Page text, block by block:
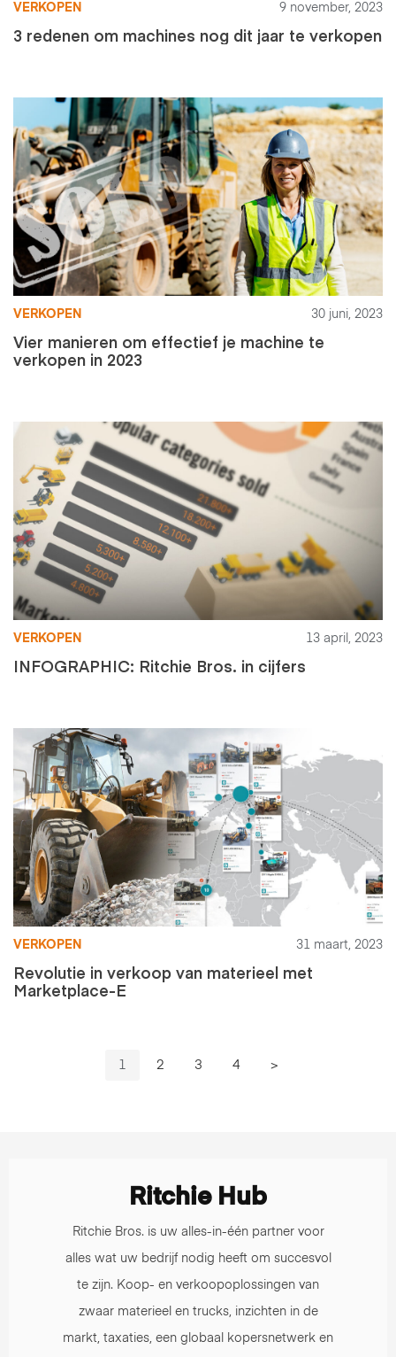
VERKOPEN 9 november, 2023
3 redenen om machines nog dit jaar te verkopen
VERKOPEN 30 juni, 2023
Vier manieren om effectief je machine te
verkopen in 2023
VERKOPEN 13 april, 2023
INFOGRAPHIC: Ritchie Bros. in cijfers
VERKOPEN 31 maart, 2023
Revolutie in verkoop van materieel met
Marketplace-E
1 2 3 4 >
Ritchie Hub
Ritchie Bros. is uw alles-in-één partner voor
alles wat uw bedrijf nodig heeft om succesvol
te zijn. Koop- en verkoopoplossingen van
zwaar materieel en trucks, inzichten in de
markt, taxaties, een globaal kopersnetwerk en